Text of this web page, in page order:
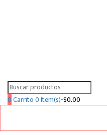
Search
for:
0Carrito0 Item(s)-$0.00